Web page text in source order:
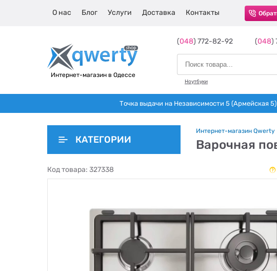
О нас Блог Услуги Доставка Контакты
Интернет-магазин в Одессе
(048) 772-82-92 (048)
Ноутбуки
Точка выдачи на Независимости 5 (Армейская
КАТЕГОРИИ
Интернет-магазин Qwerty
Варочная
Код товара: 327338